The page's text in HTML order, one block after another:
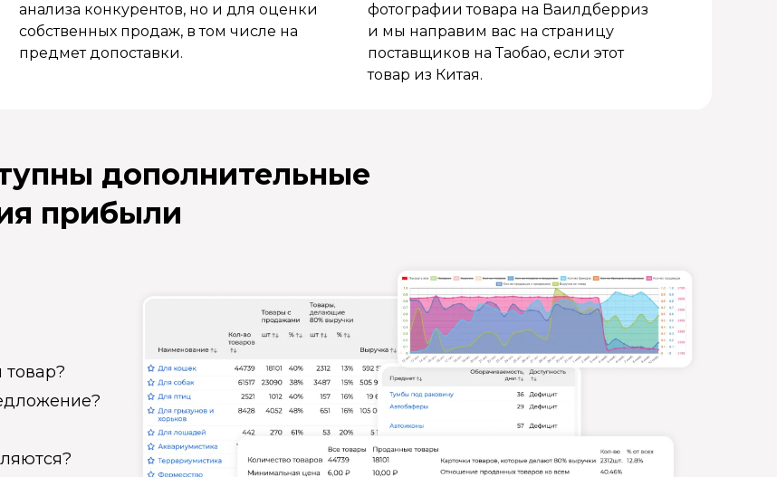
анализа конкурентов, но и для оценки
собственных продаж, в том числе на
предмет допоставки.
фотографии товара на Ваилдберриз
и мы направим вас на страницу
поставщиков на Таобао, если этот
товар из Китая.
дополнительные
прибыли
товар?